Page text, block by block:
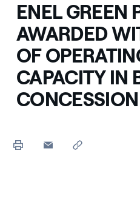
ENEL GREEN
AWARDED
OF
CAPACITY IN